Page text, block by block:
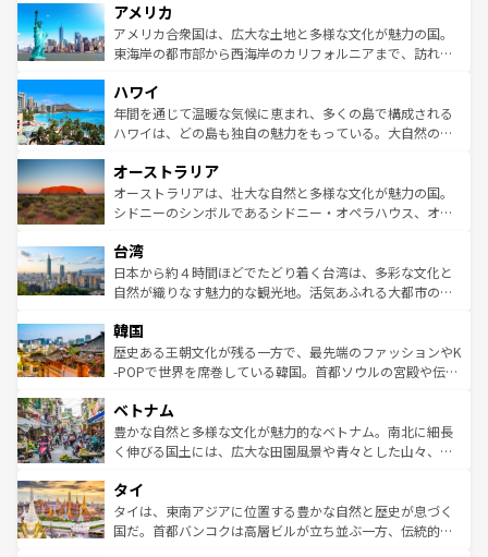
ンツ一覧を参照してほしい。
の建物がそのまま残る町や、スイスならではのユニークな
博物館もあり、アルプス観光だけでなく町歩きも満喫する
ことができる。国民の所得が高いため物価も高いが、旅行
ば市内交通費無料で観光を楽しむこともできる。 なお、新
着のスイス情報はコンテンツ一覧 を参照してほしい。
アメリカ
アメリカ合衆国は、広大な土地と多様な文化が魅力の国。
東海岸の都市部から西海岸のカリフォルニアまで、訪れる
のような巨大都市は、観光、ショッピング、エンターテイ
ンメントが詰まった刺激的なスポットだ。一方、アメリカ
西部には大自然が広がり、グランドキャニオンやイエロー
部のニューオーリンズでは、音楽と美食が融合した独特の
文化が魅力。旅行者はアメリカの各地域で異なる魅力を楽
しみながら、その多様性と豊かな歴史を感じることができ
ならではの贅沢な旅のスタイルだ。 なお、新着のアメリカ
情報はコンテンツ一覧を参照してほしい。
ハワイ
年間を通じて温暖な気候に恵まれ、多くの島で構成される
ハワイは、どの島も独自の魅力をもっている。大自然の神
ワイ島は見逃せない。また、定番の観光地といえばオアフ
島だが、静かな自然を求めるならマウイ島やカウアイ島が
おすすめ。エメラルドグリーンに輝く海をはじめ、豊かな
れるおもてなしの心で訪れる人々を迎えてくれるハワイの
人々、おいしいローカルフードやハワイアンミュージッ
ク、伝統的なフラダンスなど、すべてがハワイの魅力を彩
ワイを、存分に味わってほしい。 なお、新着のハワイ情報
はコンテンツ一覧を参照してほしい。
オーストラリア
オーストラリアは、壮大な自然と多様な文化が魅力の国。
シドニーのシンボルであるシドニー・オペラハウス、オー
リアリーフや大陸中央部にそびえるウルル（エアーズロッ
ク）、タスマニアの美しい原生林やケアンズの熱帯雨林な
ど、見どころがたくさん。また、カフェやワイン、オージ
いる。アクティビティも充実しており、サーフィンやダイ
ビング、ハイキングなど、アウトドア好きにはたまらな
い。オーストラリアの多彩な魅力を存分に味わいつくそ
参照してほしい。
台湾
日本から約４時間ほどでたどり着く台湾は、多彩な文化と
自然が織りなす魅力的な観光地。活気あふれる大都市の台
ン）、静ひつな山岳地帯である台湾東部など、都市の喧騒
と山間の静けさが共存しており、訪れる人に新しい発見と
驚きをもたらしてくれる。また、奥深い台湾の食文化も魅
容にもいいと評判のスイーツなど、バラエティ豊かな料理
が味わえる。 なお、新着の台湾情報は コンテンツ一覧を参
照してほしい。
韓国
歴史ある王朝文化が残る一方で、最先端のファッションやK
-POPで世界を席巻している韓国。首都ソウルの宮殿や伝統
き、地方に足を延ばせば四季折々の自然美を楽しむことが
できる。そして、キムチや焼肉、絶品のストリートフード
まで、さまざまな韓国料理が待っている。夜には、韓国な
リティに包まれながら、韓国の多彩な魅力を心ゆくまで味
わってみてほしい。 なお、新着の韓国情報はコンテンツ一
覧を参照してほしい。
ベトナム
豊かな自然と多様な文化が魅力的なベトナム。南北に細長
く伸びる国土には、広大な田園風景や青々とした山々、世
急速な発展と共に伝統が息づく。ハノイの古い町並みやホ
ーチミン市のフランス統治時代の建物も、独特の雰囲気を
醸し出している。また、バラエティの豊かさとおいしさで
タイ
タイは、東南アジアに位置する豊かな自然と歴史が息づく
国だ。首都バンコクは高層ビルが立ち並ぶ一方、伝統的な